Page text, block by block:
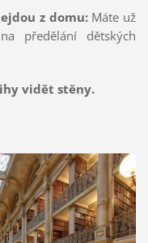
z domu: Máte už
předělání dětských
vidět stěny.